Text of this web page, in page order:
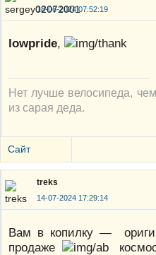
18-06-2024 07:52:19
lowpride,
Нет лучше велосипеда,
из сарая деда.
Сайт
treks
14-07-2024 17:29:14
Вам в копилку —
продаже